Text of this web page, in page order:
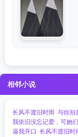
相邻小说
长风不渡旧时雨 与你别
我依旧没忘记爱，可她
逼我开口 长风不渡旧时